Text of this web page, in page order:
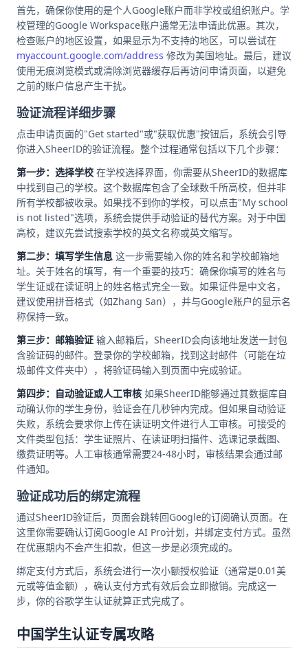
首先，确保你使用的是个人Google账户而非学校或组织账户。学
校管理的Google Workspace账户通常无法申请此优惠。其次，
检查账户的地区设置，如果显示为不支持的地区，可以尝试在
myaccount.google.com/address 修改为美国地址。最后，建议
使用无痕浏览模式或清除浏览器缓存后再访问申请页面，以避免
之前的账户信息产生干扰。
验证流程详细步骤
点击申请页面的"Get started"或"获取优惠"按钮后，系统会引导
你进入SheerID的验证流程。整个过程通常包括以下几个步骤：
第一步：选择学校 在学校选择界面，你需要从SheerID的数据库
中找到自己的学校。这个数据库包含了全球数千所高校，但并非
所有学校都被收录。如果找不到你的学校，可以点击"My school
is not listed"选项，系统会提供手动验证的替代方案。对于中国
高校，建议先尝试搜索学校的英文名称或英文缩写。
第二步：填写学生信息 这一步需要输入你的姓名和学校邮箱地
址。关于姓名的填写，有一个重要的技巧：确保你填写的姓名与
学生证或在读证明上的姓名格式完全一致。如果证件是中文名，
建议使用拼音格式（如Zhang San），并与Google账户的显示名
称保持一致。
第三步：邮箱验证 输入邮箱后，SheerID会向该地址发送一封包
含验证码的邮件。登录你的学校邮箱，找到这封邮件（可能在垃
圾邮件文件夹中），将验证码输入到页面中完成验证。
第四步：自动验证或人工审核 如果SheerID能够通过其数据库自
动确认你的学生身份，验证会在几秒钟内完成。但如果自动验证
失败，系统会要求你上传在读证明文件进行人工审核。可接受的
文件类型包括：学生证照片、在读证明扫描件、选课记录截图、
缴费证明等。人工审核通常需要24-48小时，审核结果会通过邮
件通知。
验证成功后的绑定流程
通过SheerID验证后，页面会跳转回Google的订阅确认页面。在
这里你需要确认订阅Google AI Pro计划，并绑定支付方式。虽然
在优惠期内不会产生扣款，但这一步是必须完成的。
绑定支付方式后，系统会进行一次小额授权验证（通常是0.01美
元或等值金额），确认支付方式有效后会立即撤销。完成这一
步，你的谷歌学生认证就算正式完成了。
中国学生认证专属攻略